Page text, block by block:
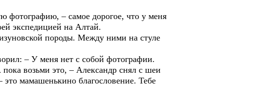
– самое дорогое, что у меня
экспедицией на Алтай.
породы. Между ними на стуле
– У меня нет с собой фотографии.
возьми это, – Александр снял с шеи
мамашенькино благословение. Тебе